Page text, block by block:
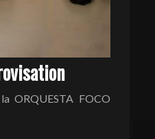
ORQUESTA FOCO